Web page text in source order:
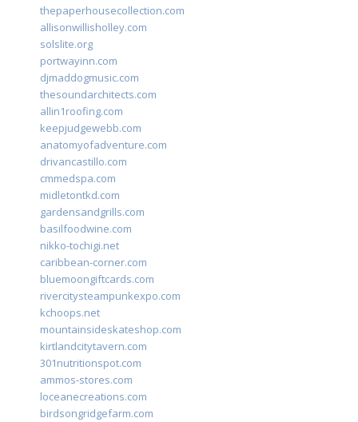
thepaperhousecollection.com
allisonwillisholley.com
solslite.org
portwayinn.com
djmaddogmusic.com
thesoundarchitects.com
allin1roofing.com
keepjudgewebb.com
anatomyofadventure.com
drivancastillo.com
cmmedspa.com
midletontkd.com
gardensandgrills.com
basilfoodwine.com
nikko-tochigi.net
caribbean-corner.com
bluemoongiftcards.com
rivercitysteampunkexpo.com
kchoops.net
mountainsideskateshop.com
kirtlandcitytavern.com
301nutritionspot.com
ammos-stores.com
loceanecreations.com
birdsongridgefarm.com